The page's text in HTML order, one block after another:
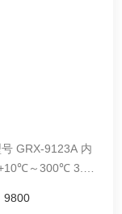
9800